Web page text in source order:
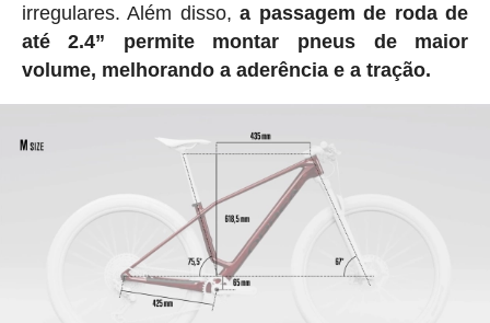
irregulares. Além disso,a passagem de roda de
até 2.4” permite montar pneus de maior
volume, melhorando a aderência e a tração.